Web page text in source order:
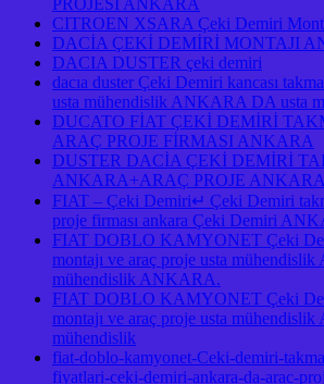
PROJESİ ANKARA
CITROEN XSARA Çeki Demiri
DACİA ÇEKİ DEMİRİ MONTAJI
DACIA DUSTER çeki demiri
dacıa duster Çeki Demiri kancası
usta mühendislik ANKARA DA usta
DUCATO FİAT ÇEKİ DEMİRİ
ARAÇ PROJE FİRMASI ANKARA
DUSTER DACİA ÇEKİ DEMİRİ
ANKARA+ARAÇ PROJE ANKARA
FIAT – Çeki Demiri↵ Çeki Demiri
proje firması ankara Çeki Demiri
FIAT DOBLO KAMYONET Çeki
montajı ve araç proje usta
mühendislik ANKARA.
FIAT DOBLO KAMYONET Çeki
montajı ve araç proje usta
mühendislik
fiat-doblo-kamyonet-Ceki-demiri-
fiyatlari-ceki-demiri-ankara-da-arac-